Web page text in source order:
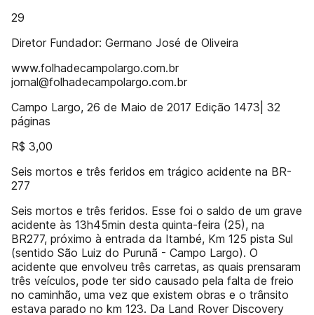
29
Diretor Fundador: Germano José de Oliveira
www.folhadecampolargo.com.br
jornal@folhadecampolargo.com.br
Campo Largo, 26 de Maio de 2017 Edição 1473| 32
páginas
R$ 3,00
Seis mortos e três feridos em trágico acidente na BR-
277
Seis mortos e três feridos. Esse foi o saldo de um grave
acidente às 13h45min desta quinta-feira (25), na
BR277, próximo à entrada da Itambé, Km 125 pista Sul
(sentido São Luiz do Purunã - Campo Largo). O
acidente que envolveu três carretas, as quais prensaram
três veículos, pode ter sido causado pela falta de freio
no caminhão, uma vez que existem obras e o trânsito
estava parado no km 123. Da Land Rover Discovery